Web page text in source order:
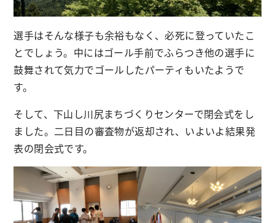
選手はそんな様子も余裕もなく、必死に登っていたこ
とでしょう。中にはゴール手前でふらつき他の選手に
鼓舞されて気力でゴールしたパーティもいたようで
す。
そして、下山し川尻まちづくりセンターで閉会式をし
ました。二日目の審査物が返却され、いよいよ結果発
表の閉会式です。